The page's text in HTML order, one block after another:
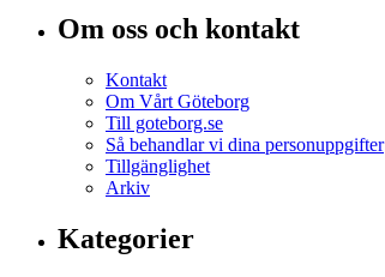
Om oss och kontakt
Kontakt
Om Vårt Göteborg
Till goteborg.se
Så behandlar vi dina personuppgifter
Tillgänglighet
Arkiv
Kategorier